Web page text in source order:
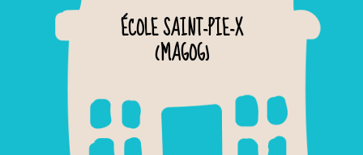
ÉCOLE SAINT-PIE-X
(MAGOG)